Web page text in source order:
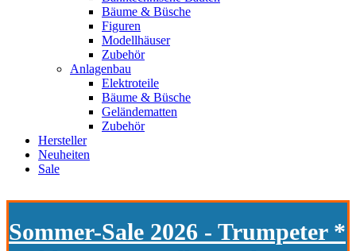
Bäume & Büsche
Figuren
Modellhäuser
Zubehör
Anlagenbau
Elektroteile
Bäume & Büsche
Geländematten
Zubehör
Hersteller
Neuheiten
Sale
Sommer-Sale 2026 - Trumpeter *